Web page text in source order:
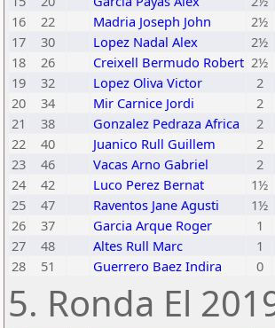
16
22 Madria Joseph John 2½
17
30 Lopez Nadal Alex 2½
18
26 Creixell Bermudo Robert 2½
19
32 Lopez Oliva Victor 2
20
34 Mir Carnice Jordi 2
21
38 Gonzalez Pedraza Africa 2
22
40 Juanico Rull Guillem 2
23
46 Vacas Arno Gabriel 2
24
42 Luco Perez Bernat 1½
25
47 Raventos Jane Agusti 1½
26
37 Garcia Arque Roger 1
27
48 Altes Rull Marc 1
28
51 Guerrero Baez Indira 0
5. Ronda El